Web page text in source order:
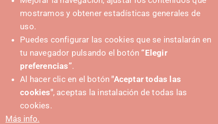
PUSHED FORWARD BY:
mostramos y obtener estadísticas generales de
uso.
Puedes configurar las cookies que se instalarán en
tu navegador pulsando el botón “Elegir
preferencias”.
Al hacer clic en el botón"Aceptar todas las
cookies", aceptas la instalación de todas las
cookies.
Más info.